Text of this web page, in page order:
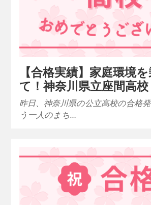
【合格実績】家庭環境
て！神奈川県立座間高校
昨日、神奈川県の公立高校の合格
う一人のまち…